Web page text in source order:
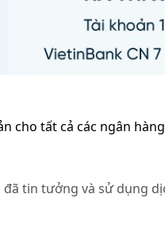
cho tất cả các ngân
đã tin tưởng và sử dụng